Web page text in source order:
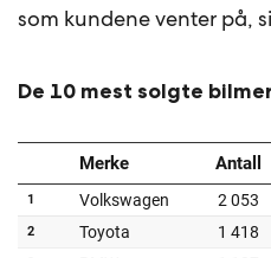
som kundene venter på,
De 10 mest solgte